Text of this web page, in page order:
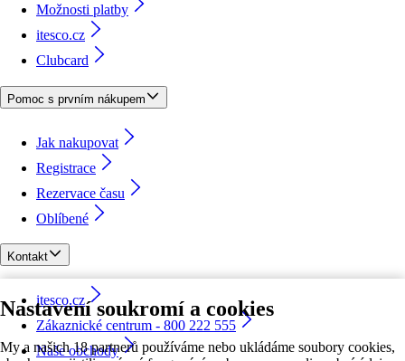
Nastavení soukromí a cookies
My a našich 18 partnerů používáme nebo ukládáme soubory cookies,
Možnosti platby
itesco.cz
Clubcard
Pomoc s prvním nákupem
Jak nakupovat
Registrace
Rezervace času
Oblíbené
Kontakt
itesco.cz
Zákaznické centrum - 800 222 555
Naše obchody